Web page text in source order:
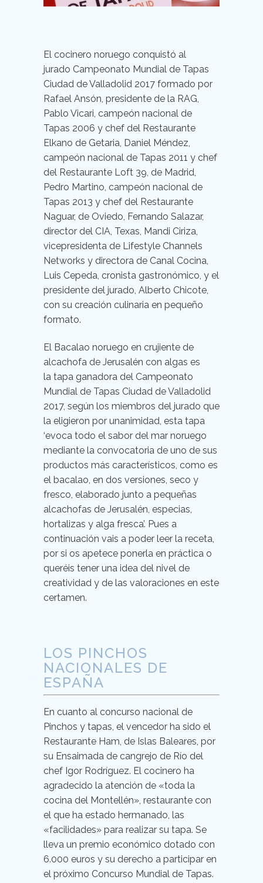
El cocinero noruego conquistó al
jurado Campeonato Mundial de Tapas
Ciudad de Valladolid 2017 formado por
Rafael Ansón, presidente de la RAG,
Pablo Vicari, campeón nacional de
Tapas 2006 y chef del Restaurante
Elkano de Getaria, Daniel Méndez,
campeón nacional de Tapas 2011 y chef
del Restaurante Loft 39, de Madrid,
Pedro Martino, campeón nacional de
Tapas 2013 y chef del Restaurante
Naguar, de Oviedo, Fernando Salazar,
director del CIA, Texas, Mandi Ciriza,
vicepresidenta de Lifestyle Channels
Networks y directora de Canal Cocina,
Luis Cepeda, cronista gastronómico, y el
presidente del jurado, Alberto Chicote,
con su creación culinaria en pequeño
formato.
El Bacalao noruego en crujiente de
alcachofa de Jerusalén con algas es
la tapa ganadora del Campeonato
Mundial de Tapas Ciudad de Valladolid
2017, según los miembros del jurado que
la eligieron por unanimidad, esta tapa
‘evoca todo el sabor del mar noruego
mediante la convocatoria de uno de sus
productos más característicos, como es
el bacalao, en dos versiones, seco y
fresco, elaborado junto a pequeñas
alcachofas de Jerusalén, especias,
hortalizas y alga fresca’. Pues a
continuación vais a poder leer la receta,
por si os apetece ponerla en práctica o
queréis tener una idea del nivel de
creatividad y de las valoraciones en este
certamen.
LOS PINCHOS
NACIONALES DE
ESPAÑA
En cuanto al concurso nacional de
Pinchos y tapas, el vencedor ha sido el
Restaurante Ham, de Islas Baleares, por
su Ensaimada de cangrejo de Río del
chef Igor Rodríguez. El cocinero ha
agradecido la atención de «toda la
cocina del Montellén», restaurante con
el que ha estado hermanado, las
«facilidades» para realizar su tapa. Se
lleva un premio económico dotado con
6.000 euros y su derecho a participar en
el próximo Concurso Mundial de Tapas.